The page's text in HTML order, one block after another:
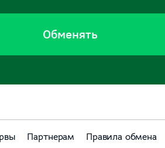
Обменять
Партнерам Правила обмена